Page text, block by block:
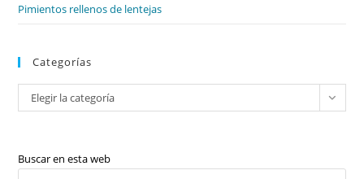
Pimientos rellenos de lentejas
Categorías
Categorías
Elegir la categoría
Buscar en esta web